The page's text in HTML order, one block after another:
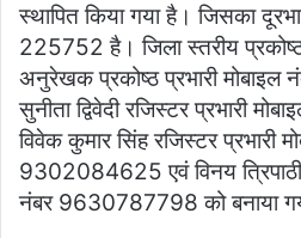
स्थापित किया गया है। जिसका
225752 है। जिला स्तरीय
अनुरेखक प्रकोष्ठ प्रभारी
सुनीता द्विवेदी रजिस्टर प्रभारी
विवेक कुमार सिंह रजिस्टर प्रभारी
9302084625 एवं विनय त्रिपाठी
नंबर 9630787798 को बनाया